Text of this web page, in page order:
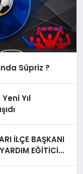
Süpriz ?
Yıl
İLÇE BAŞKANI
EĞİTİCİ